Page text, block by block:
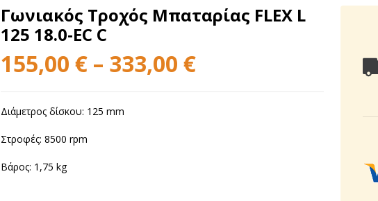
Γωνιακός Τροχός Μπαταρίας FLEX L
125 18.0-EC C
155,00 € – 333,00 €
Διάμετρος δίσκου: 125 mm
Στροφές: 8500 rpm
Βάρος: 1,75 kg